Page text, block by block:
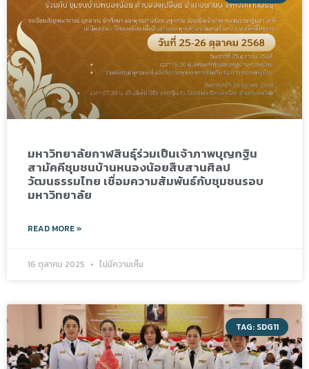
มหาวิทยาลัยกาฬสินธุ์ร่วมเป็นเจ้าภาพบุญกฐิน
สามัคคีชุมชนบ้านหนองน้อยสืบสานศิลป
วัฒนธรรมไทย เชื่อมความสัมพันธ์กับชุมชนรอบ
มหาวิทยาลัย
READ MORE »
16 ตุลาคม 2025 ไม่มีความเห็น
TAG: SDG11